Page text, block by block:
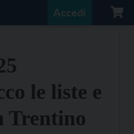
Accedi
le liste e
Trentino